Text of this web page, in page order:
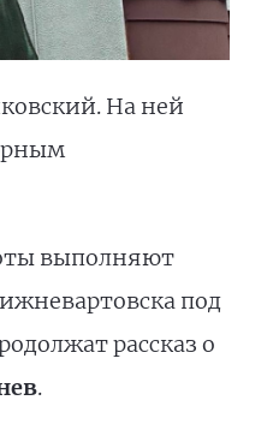
На ней
выполняют
под
рассказ о
.